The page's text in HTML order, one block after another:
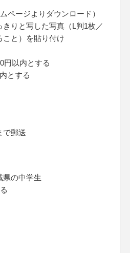
ページよりダウンロード）
りと写した写真（L判1枚／
こと）を貼り付け
円以内とする
とする
で郵送
県の中学生